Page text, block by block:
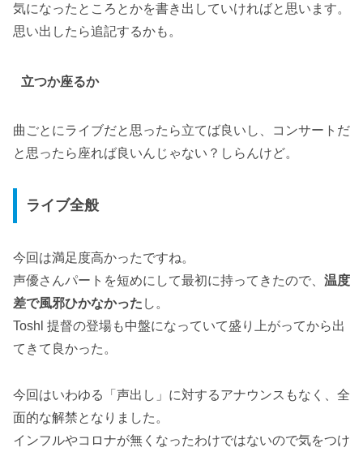
気になったところとかを書き出していければと思います。
思い出したら追記するかも。
立つか座るか
曲ごとにライブだと思ったら立てば良いし、コンサートだ
と思ったら座れば良いんじゃない？しらんけど。
ライブ全般
今回は満足度高かったですね。
声優さんパートを短めにして最初に持ってきたので、 温度
差で風邪ひかなかった し。
Toshl 提督の登場も中盤になっていて盛り上がってから出
てきて良かった。
今回はいわゆる「声出し」に対するアナウンスもなく、全
面的な解禁となりました。
インフルやコロナが無くなったわけではないので気をつけ